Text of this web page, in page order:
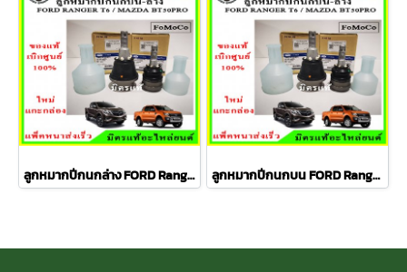
ลูกหมากปีกนกล่าง FORD Ranger T6 / MAZDA BT50 PRO 2WD , 4WD ลูกหมากปีกนกบน FORD Ranger T6 / MAZDA BT50 PRO 2WD , 4WD